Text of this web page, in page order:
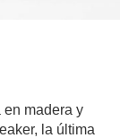
madera y
la última